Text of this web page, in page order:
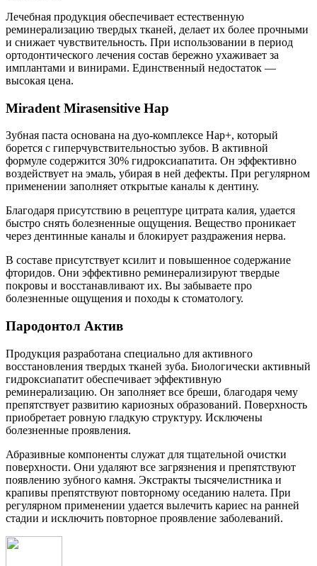
Лечебная продукция обеспечивает естественную
реминерализацию твердых тканей, делает их более прочными
и снижает чувствительность. При использовании в период
ортодонтического лечения состав бережно ухаживает за
имплантами и винирами. Единственный недостаток —
высокая цена.
Miradent Mirasensitive Hap
Зубная паста основана на дуо-комплексе Hap+, который
борется с гиперчувствительностью зубов. В активной
формуле содержится 30% гидроксиапатита. Он эффективно
воздействует на эмаль, убирая в ней дефекты. При регулярном
применении заполняет открытые каналы к дентину.
Благодаря присутствию в рецептуре цитрата калия, удается
быстро снять болезненные ощущения. Вещество проникает
через дентинные каналы и блокирует раздражения нерва.
В составе присутствует ксилит и повышенное содержание
фторидов. Они эффективно реминерализируют твердые
покровы и восстанавливают их. Вы забываете про
болезненные ощущения и походы к стоматологу.
Пародонтол Актив
Продукция разработана специально для активного
восстановления твердых тканей зуба. Биологически активный
гидроксиапатит обеспечивает эффективную
реминерализацию. Он заполняет все бреши, благодаря чему
препятствует развитию кариозных образований. Поверхность
приобретает ровную гладкую структуру. Исключены
болезненные проявления.
Абразивные компоненты служат для тщательной очистки
поверхности. Они удаляют все загрязнения и препятствуют
появлению зубного камня. Экстракты тысячелистника и
крапивы препятствуют повторному оседанию налета. При
регулярном применении удается вылечить кариес на ранней
стадии и исключить повторное проявление заболеваний.